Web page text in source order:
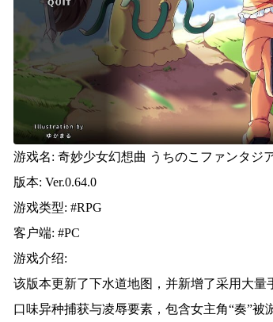
游戏名: 奇妙少女幻想曲 うちのこファンタジ
版本: Ver.0.64.0
游戏类型: #RPG
客户端: #PC
游戏介绍:
该版本更新了下水道地图，并新增了采用大量
口味异种捕获与凌辱要素，包含女主角“奏”